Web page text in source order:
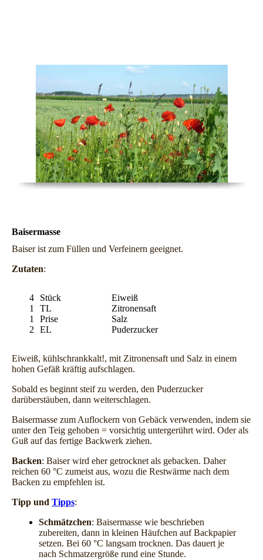
Kulinarisches
Baisermasse
Baiser ist zum Füllen und Verfeinern geeignet.
Zutaten:
4
1
1
2
Stück
TL
Prise
EL
Eiweiß
Zitronensaft
Salz
Puderzucker
Eiweiß, kühlschrankkalt!, mit Zitronensaft und Salz in einem
hohen Gefäß kräftig aufschlagen.
Sobald es beginnt steif zu werden, den Puderzucker
darüberstäuben, dann weiterschlagen.
Baisermasse zum Auflockern von Gebäck verwenden, indem sie
unter den Teig gehoben = vorsichtig untergerührt wird. Oder als
Guß auf das fertige Backwerk ziehen.
Backen: Baiser wird eher getrocknet als gebacken. Daher
reichen 60 °C zumeist aus, wozu die Restwärme nach dem
Backen zu empfehlen ist.
Tipp und Tipps:
Schmätzchen: Baisermasse wie beschrieben
zubereiten, dann in kleinen Häufchen auf Backpapier
setzen. Bei 60 °C langsam trocknen. Das dauert je
nach Schmatzergröße rund eine Stunde.